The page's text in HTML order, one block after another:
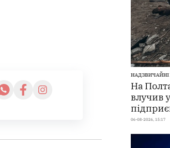
На
влучив
06-08-2026, 15:17